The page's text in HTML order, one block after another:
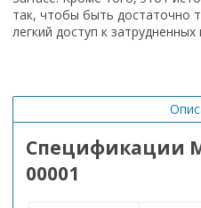
так, чтобы быть достаточно
легкий доступ к
Спецификации
00001